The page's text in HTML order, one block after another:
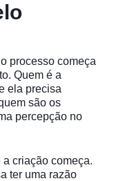
processo começa
Quem é a
ela precisa
são os
percepção no
criação começa.
ter uma razão